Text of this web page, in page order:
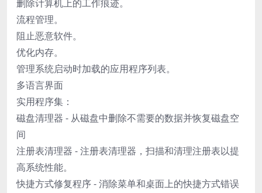
删除计算机上的工作痕迹。
流程管理。
阻止恶意软件。
优化内存。
管理系统启动时加载的应用程序列表。
多语言界面
实用程序集：
磁盘清理器 - 从磁盘中删除不需要的数据并恢复磁盘空
间
注册表清理器 - 注册表清理器，扫描和清理注册表以提
高系统性能。
快捷方式修复程序 - 消除菜单和桌面上的快捷方式错误